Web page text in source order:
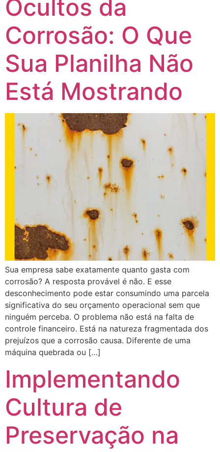
Ocultos da
Corrosão: O Que
Sua Planilha Não
Está Mostrando
Sua empresa sabe exatamente quanto gasta com
corrosão? A resposta provável é não. E esse
desconhecimento pode estar consumindo uma parcela
significativa do seu orçamento operacional sem que
ninguém perceba. O problema não está na falta de
controle financeiro. Está na natureza fragmentada dos
prejuízos que a corrosão causa. Diferente de uma
máquina quebrada ou […]
Implementando
Cultura de
Preservação na